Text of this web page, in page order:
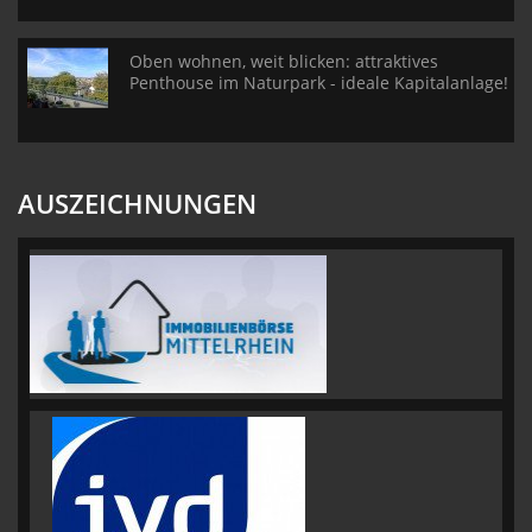
Oben wohnen, weit blicken: attraktives
Penthouse im Naturpark - ideale Kapitalanlage!
AUSZEICHNUNGEN